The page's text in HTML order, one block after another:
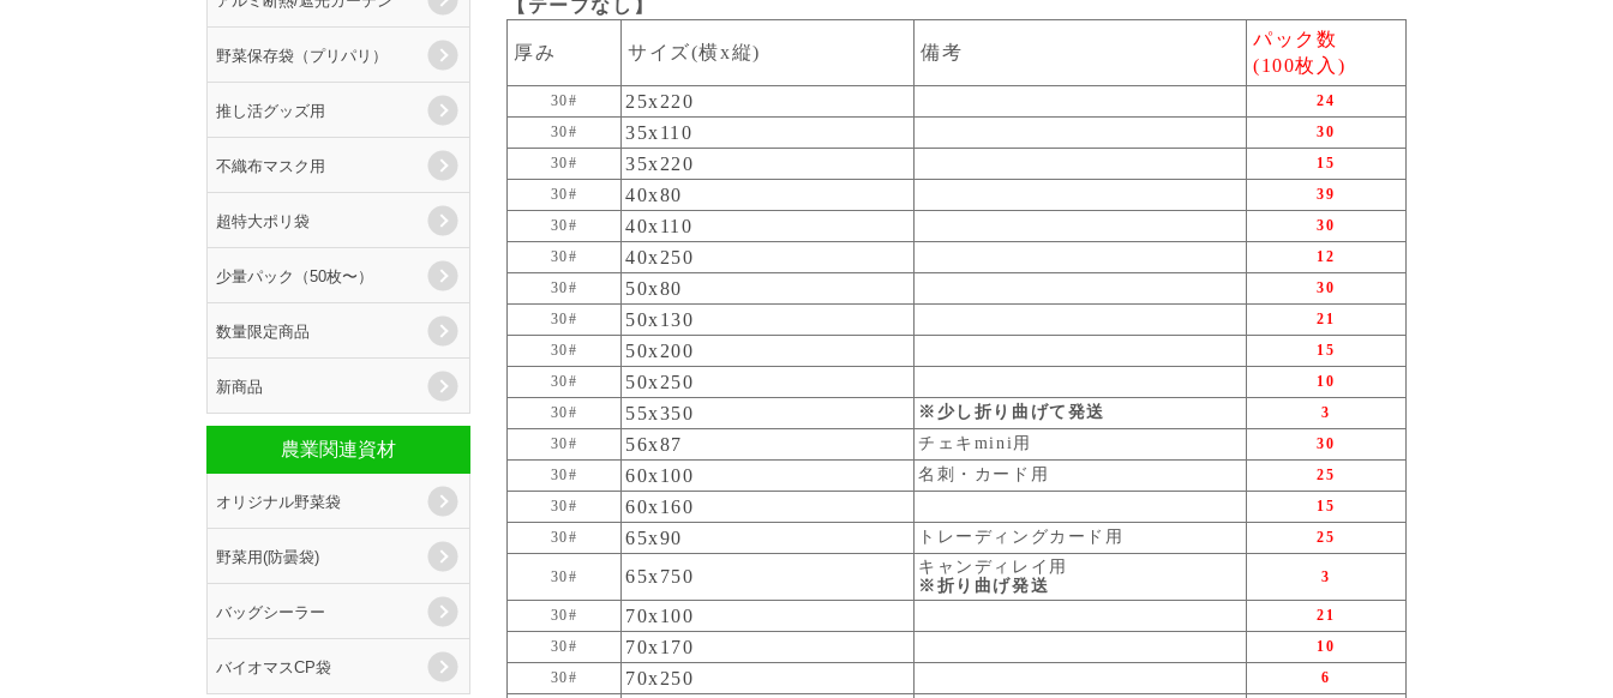
【テープなし】
厚み サイズ(横x縦) 備考
パック数
(100枚入)
30# 25x220
24
30#
35x110
30
30#
35x220
15
30#
40x80
39
30#
40x110
30
30#
40x250
12
30#
50x80
30
30#
50x130
21
30#
50x200
15
30#
50x250
10
30#
55x350 ※少し折り曲げて発送
3
30#
56x87 チェキmini用
30
30#
60x100 名刺・カード用
25
30#
60x160
15
30#
65x90 トレーディングカード用 25
30# 65x750
キャンディレイ用
※折り曲げ発送
3
30# 70x100
21
30#
70x170
10
30#
70x250
6
野菜保存袋（プリパリ）
推し活グッズ用
不織布マスク用
超特大ポリ袋
少量パック（50枚〜）
数量限定商品
新商品
農業関連資材
オリジナル野菜袋
野菜用(防曇袋)
バッグシーラー
バイオマスCP袋